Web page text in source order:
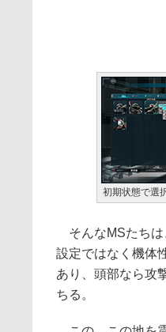
初期状態で選
そんなMSたちは
設定ではなく機体
あり、頭部なら攻
ちる。